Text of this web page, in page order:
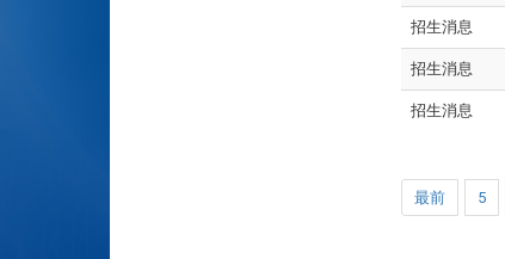
招生消息
招生消息
招生消息
最前 5